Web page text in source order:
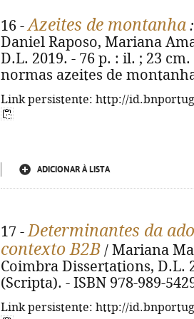
16 -Azeites de montanha
Daniel Raposo, Mariana
D.L. 2019. - 76 p. : il. ; 23
normas azeites de
Link persistente: http://
ADICIONAR À LISTA
17 -Determinantes da
contexto B2B / Mariana
Coimbra Dissertations, D.L.
(Scripta). - ISBN 978-989-
Link persistente: http://